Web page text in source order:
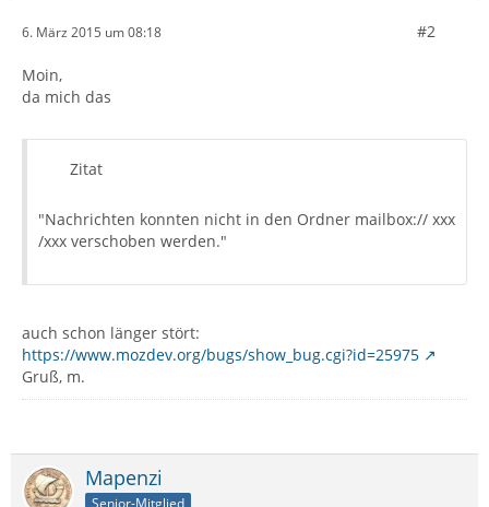
6. März 2015 um 08:18 #2
Moin,
da mich das
Zitat
"Nachrichten konnten nicht in den Ordner mailbox:// xxx
/xxx verschoben werden."
auch schon länger stört:
https://www.mozdev.org/bugs/show_bug.cgi?id=25975
Gruß, m.
Mapenzi
Senior-Mitglied